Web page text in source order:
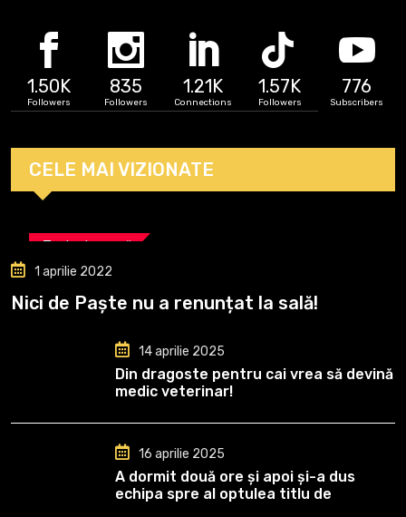
1.50K
Followers
835
Followers
1.21K
Connections
1.57K
Followers
776
Subscribers
CELE MAI VIZIONATE
Tenis de masă
1 aprilie 2022
Nici de Paște nu a renunțat la sală!
14 aprilie 2025
Din dragoste pentru cai vrea să devină
medic veterinar!
16 aprilie 2025
A dormit două ore și apoi și-a dus
echipa spre al optulea titlu de